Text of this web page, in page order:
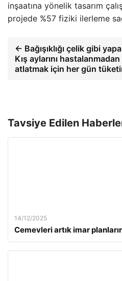
inşaatına yönelik tasarım
projede %57 fiziki ilerleme
← Bağışıklığı çelik gibi
Kış aylarını hastalanmadan
atlatmak için her gün
Tavsiye Edilen
14/12/2025
Cemevleri artık imar